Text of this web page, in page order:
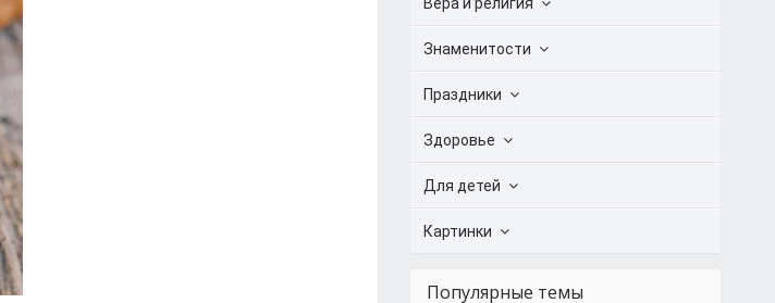
Знаменитости
Праздники
Здоровье
Для детей
Картинки
Популярные темы